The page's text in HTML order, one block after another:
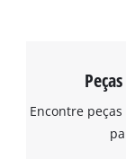
Encontre